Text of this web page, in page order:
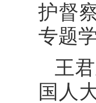
护督
专题
王
国人